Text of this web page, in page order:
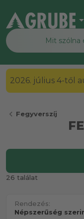
arrow_drop_down
2026. július 4-től
chevron_left Fegyverszíj
26 találat
Rendezés: